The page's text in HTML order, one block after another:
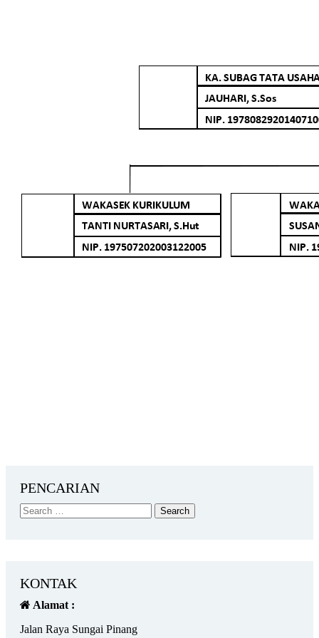
PENCARIAN
KONTAK
Alamat :
Jalan Raya Sungai Pinang